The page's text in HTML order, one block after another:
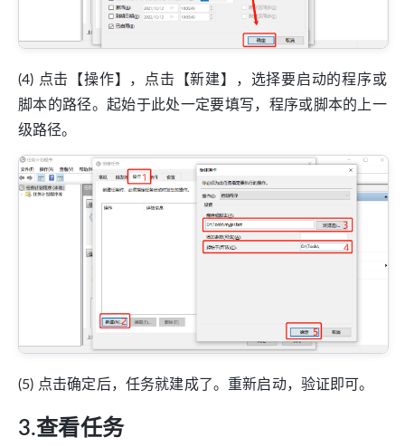
(4) 点击【操作】，点击【新建】，选择要启动的程序或
脚本的路径。起始于此处一定要填写，程序或脚本的上一
级路径。
(5) 点击确定后，任务就建成了。重新启动，验证即可。
3.查看任务